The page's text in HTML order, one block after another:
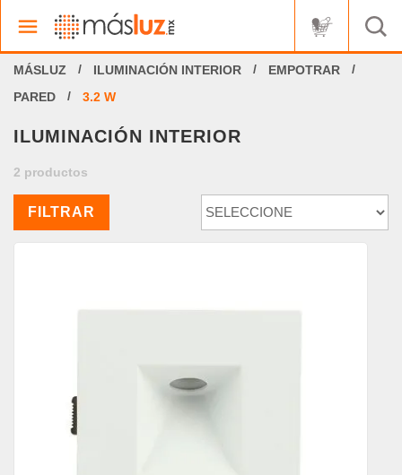
ILUMINACIÓN INTERIOR
EMPOTRAR
PARED
3.2 W
ILUMINACIÓN INTERIOR
2 productos
FILTRAR